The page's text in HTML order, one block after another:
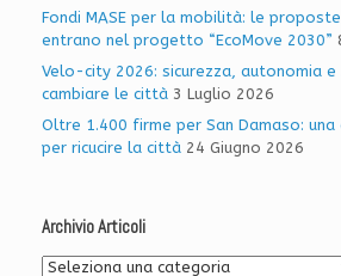
Fondi MASE per la mobilità: le
entrano nel progetto “EcoMove 2030”
Velo-city 2026: sicurezza, autonomia
cambiare le città 3 Luglio 2026
Oltre 1.400 firme per San Damaso:
per ricucire la città 24 Giugno 2026
Archivio Articoli
Archivio